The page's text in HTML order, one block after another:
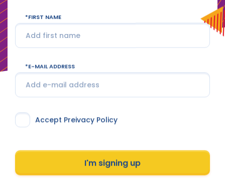
FIRST NAME
E-MAIL ADDRESS
Accept Preivacy Policy
I'm signing up